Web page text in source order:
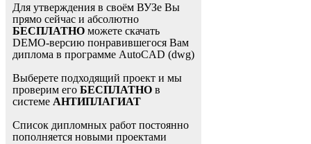
Для утверждения в своём ВУЗе Вы
прямо сейчас и абсолютно
БЕСПЛАТНО можете скачать
DEMO-версию понравившегося Вам
диплома в программе AutoCAD (dwg)
Выберете подходящий проект и мы
проверим его БЕСПЛАТНО в
системе АНТИПЛАГИАТ
Список дипломных работ постоянно
пополняется новыми проектами